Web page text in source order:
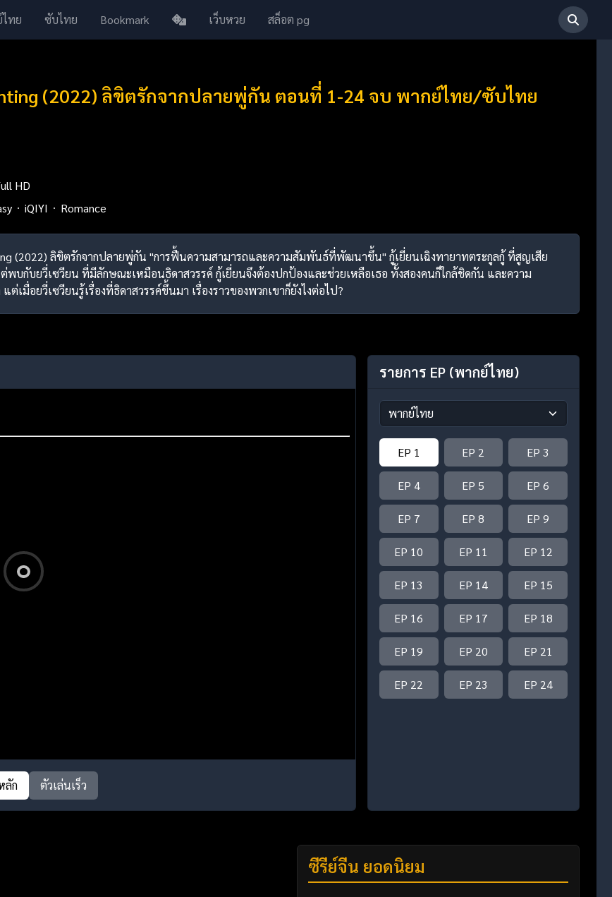
ทย ซับไทย Bookmark เว็บหวย สล็อต pg
(2022) ลิขิตรักจากปลายพู่กัน ตอนที่ 1-24 จบ พากย์ไทย/ซับไทย
HD
iQIYI Romance
(2022) ลิขิตรักจากปลายพู่กัน "การฟื้นความสามารถและความสัมพันธ์ที่พัฒนาขึ้น" กู้เยี่ยนเฉิงทายาทตระกูลกู้ ที่สูญเสีย
พบกับยวี่เซวียน ที่มีลักษณะเหมือนธิดาสวรรค์ กู้เยี่ยนจึงต้องปกป้องและช่วยเหลือเธอ ทั้งสองคนก็ใกล้ชิดกัน และความ
เมื่อยวี่เซวียนรู้เรื่องที่ธิดาสวรรค์ขึ้นมา เรื่องราวของพวกเขาก็ยังไงต่อไป?
ลัก ตัวเล่นเร็ว
รายการ EP (พากย์ไทย)
EP 1 EP 2 EP 3
EP 4 EP 5 EP 6
EP 7 EP 8 EP 9
EP 10 EP 11 EP 12
EP 13 EP 14 EP 15
EP 16 EP 17 EP 18
EP 19 EP 20 EP 21
EP 22 EP 23 EP 24
ซีรี่ย์จีน ยอดนิยม